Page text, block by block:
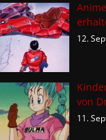
12.
von
11.